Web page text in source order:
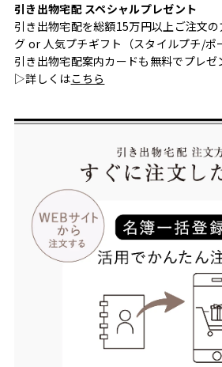
引き出物宅配 スペシャルプレゼント
引き出物宅配を総額15万円以上ご注文
グ or 人気プチギフト（スタイルプチ/ポ
引き出物宅配案内カードも無料でプレゼ
▷詳しくはこちら